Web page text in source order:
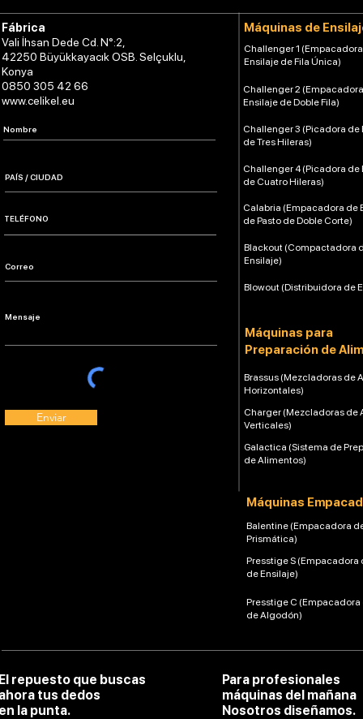
Fábrica
Vali İhsan Dede Cd. N°:2,
42250 Büyükkayacık OSB. Selçuklu,
Konya
0850 305 42 66
www.celikel.eu
Enviar
Máquinas de
Challenger 1
Ensilaje de Fila Única)
Challenger 2
Ensilaje de Doble Fila)
Calabria (Empacadora de
de Pasto de Doble Corte)
Blackout (Compactadora
Ensilaje)
Blowout (Distribuidora de
Máquinas para
Preparación de
Challenger 4 (Picadora de
de Cuatro Hileras)
Challenger 3 (Picadora de
de Tres Hileras)
Brassus (Mezcladoras de
Horizontales)
Charger (Mezcladoras de
Verticales)
Galactica (Sistema de
de Alimentos)
Máquinas
Balentine (Empacadora
Prismática)
Presstige S (Empacadora
de Ensilaje)
Presstige C (Empacadora
de Algodón)
repuesto que buscas
tus dedos
la punta.
Para profesionales
máquinas del mañana
Nosotros diseñamos.